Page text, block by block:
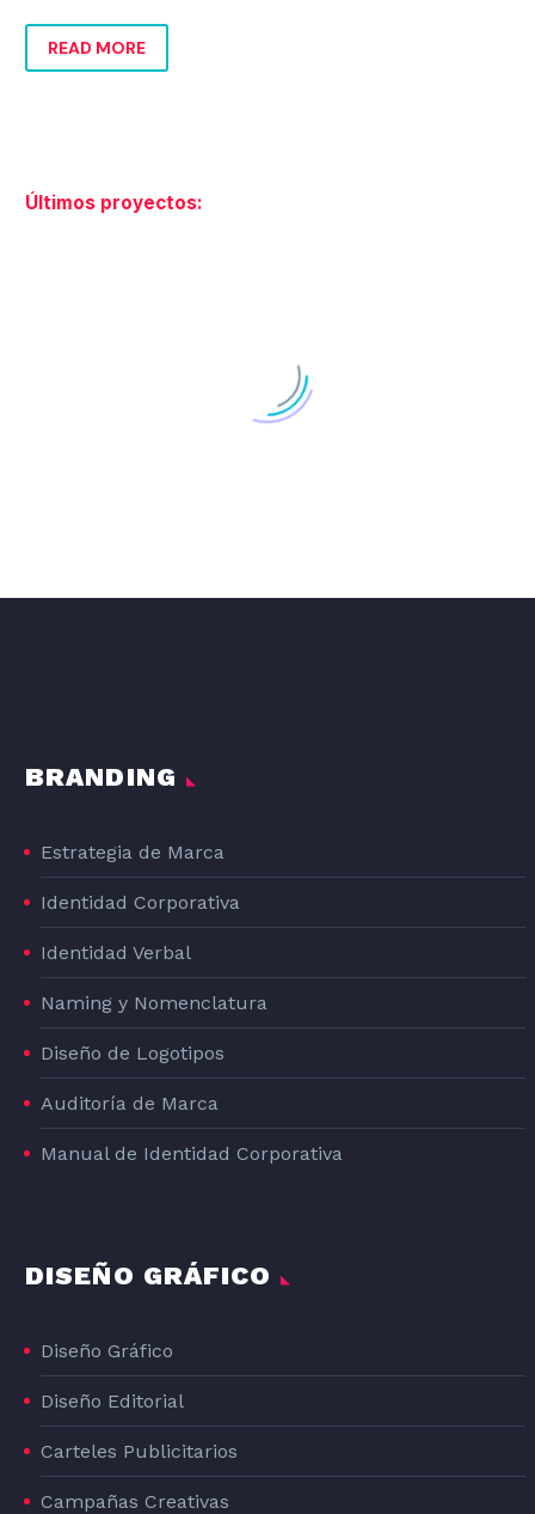
READ MORE
Últimos proyectos:
BRANDING
Estrategia de Marca
Identidad Corporativa
Identidad Verbal
Naming y Nomenclatura
Diseño de Logotipos
Auditoría de Marca
Manual de Identidad Corporativa
DISEÑO GRÁFICO
Diseño Gráfico
Diseño Editorial
Carteles Publicitarios
Campañas Creativas